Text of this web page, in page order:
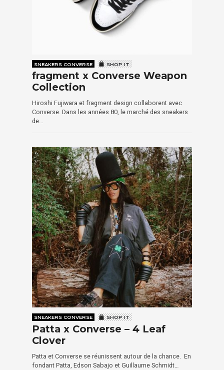
SNEAKERS CONVERSE SHOP IT
fragment x Converse Weapon
Collection
Hiroshi Fujiwara et fragment design collaborent avec
Converse. Dans les années 80, le marché des sneakers
de…
SNEAKERS CONVERSE SHOP IT
Patta x Converse – 4 Leaf
Clover
Patta et Converse se réunissent autour de la chance. En
fondant Patta, Edson Sabajo et Guillaume Schmidt…